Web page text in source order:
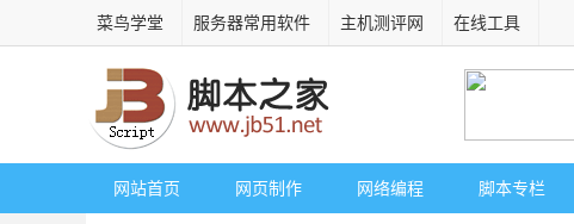
菜鸟学堂 服务器常用软件 主机测评网 在线工具
网站首页 网页制作 网络编程 脚本专栏